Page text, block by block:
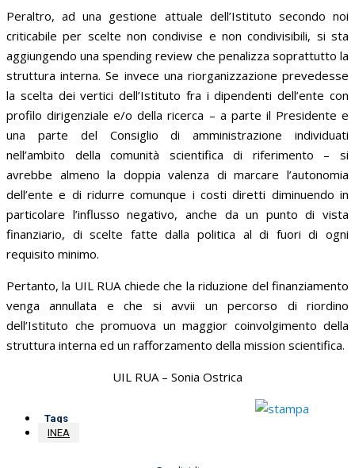
Peraltro, ad una gestione attuale dell’Istituto secondo noi
criticabile per scelte non condivise e non condivisibili, si sta
aggiungendo una spending review che penalizza soprattutto la
struttura interna. Se invece una riorganizzazione prevedesse
la scelta dei vertici dell’Istituto fra i dipendenti dell’ente con
profilo dirigenziale e/o della ricerca – a parte il Presidente e
una parte del Consiglio di amministrazione individuati
nell’ambito della comunità scientifica di riferimento – si
avrebbe almeno la doppia valenza di marcare l’autonomia
dell’ente e di ridurre comunque i costi diretti diminuendo in
particolare l’influsso negativo, anche da un punto di vista
finanziario, di scelte fatte dalla politica al di fuori di ogni
requisito minimo.
Pertanto, la UIL RUA chiede che la riduzione del finanziamento
venga annullata e che si avvii un percorso di riordino
dell’Istituto che promuova un maggior coinvolgimento della
struttura interna ed un rafforzamento della mission scientifica.
UIL RUA – Sonia Ostrica
Tags
INEA